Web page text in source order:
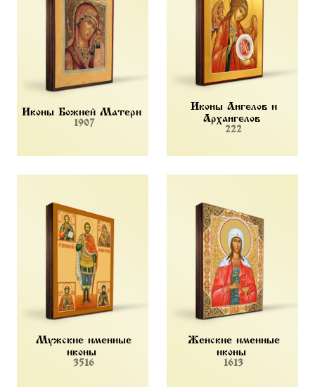
Иконы Божией Матери
1907
Иконы Ангелов и
Архангелов
222
Мужские именные
иконы
3516
Женские именные
иконы
1613